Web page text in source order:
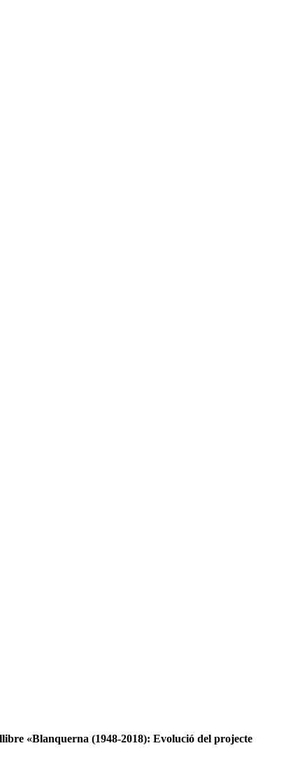
llibre «Blanquerna (1948-2018): Evolució del projecte